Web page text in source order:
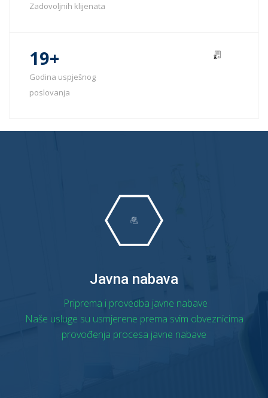
Zadovoljnih klijenata
19+
Godina uspješnog
poslovanja
Javna nabava
Priprema i provedba javne nabave
Naše usluge su usmjerene prema svim obveznicima
provođenja procesa javne nabave